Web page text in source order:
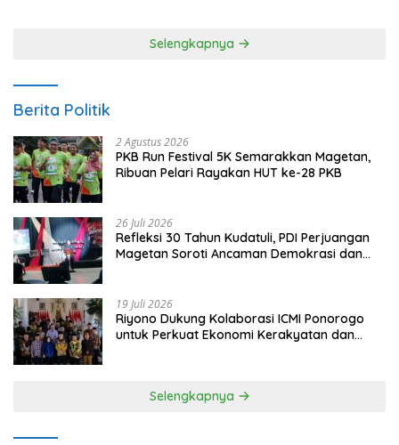
Selengkapnya
Berita Politik
2 Agustus 2026
PKB Run Festival 5K Semarakkan Magetan,
Ribuan Pelari Rayakan HUT ke-28 PKB
26 Juli 2026
Refleksi 30 Tahun Kudatuli, PDI Perjuangan
Magetan Soroti Ancaman Demokrasi dan
19 Juli 2026
Riyono Dukung Kolaborasi ICMI Ponorogo
untuk Perkuat Ekonomi Kerakyatan dan
Selengkapnya